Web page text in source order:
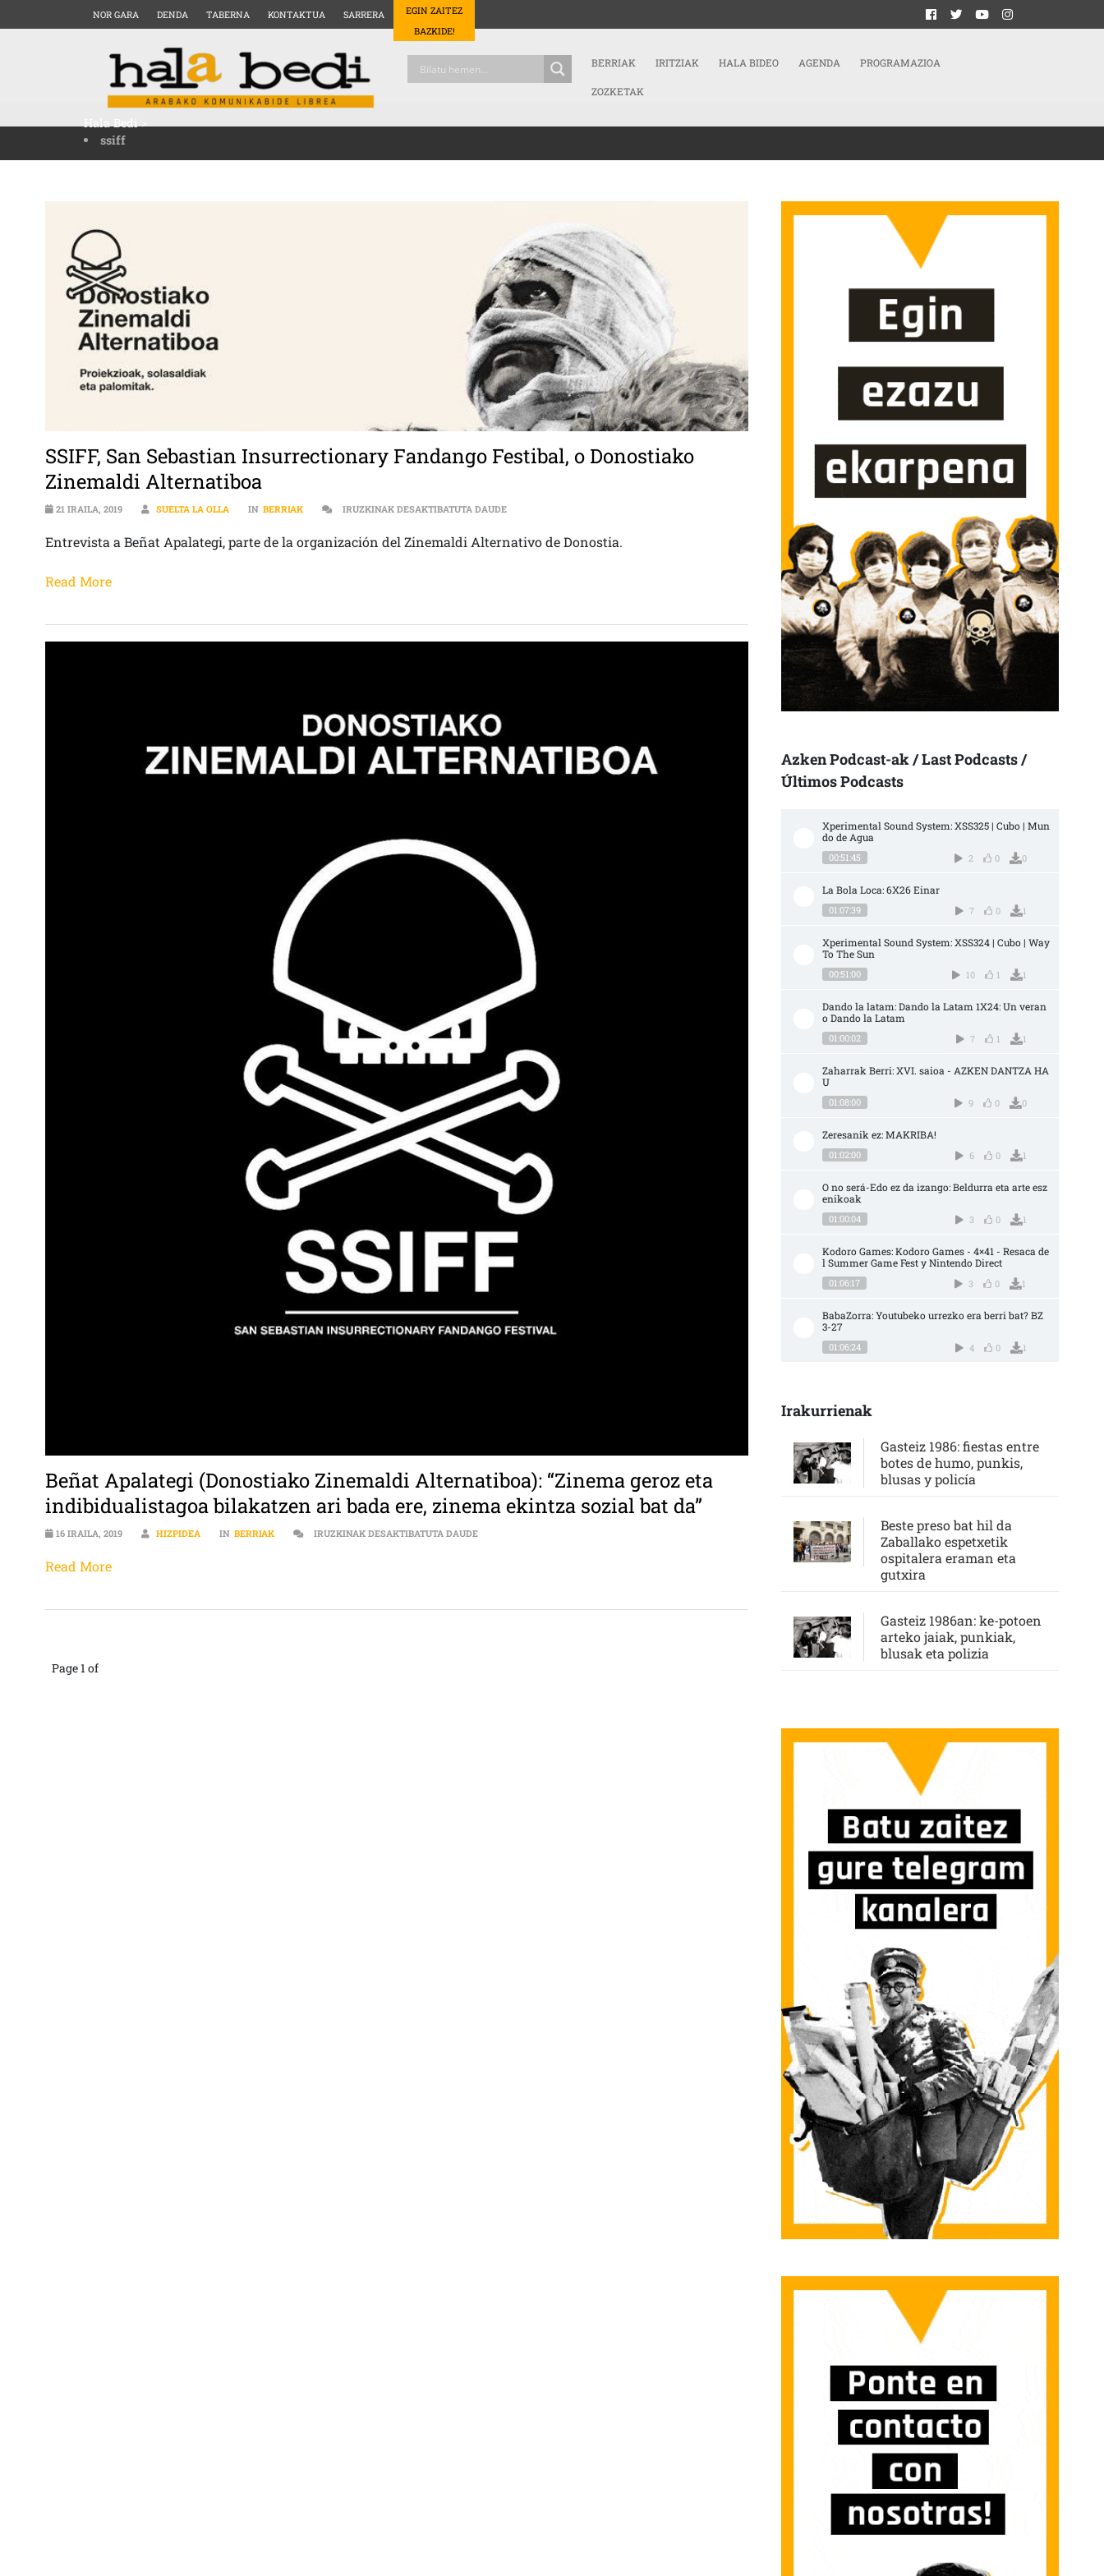
NOR GARA DENDA TABERNA KONTAKTUA SARRERA
EGIN ZAITEZ
BAZKIDE!
BERRIAK IRITZIAK HALA BIDEO AGENDA PROGRAMAZIOA
ZOZKETAK
Hala Bedi>
ssiff
SSIFF, San Sebastian Insurrectionary Fandango Festibal, o Donostiako
Zinemaldi Alternatiboa
21 IRAILA, 2019 SUELTA LA OLLA IN BERRIAK IRUZKINAK DESAKTIBATUTA DAUDESSIFF, SAN SEBASTIAN INSURRECTIONARY FANDANGO FESTIBAL, O DONOSTIAKO ZINEMALDI ALTERNATIBOA SARRERAN
Entrevista a Beñat Apalategi, parte de la organización del Zinemaldi Alternativo de Donostia.
Read More
Beñat Apalategi (Donostiako Zinemaldi Alternatiboa): “Zinema geroz eta
indibidualistagoa bilakatzen ari bada ere, zinema ekintza sozial bat da”
16 IRAILA, 2019 HIZPIDEA IN BERRIAK IRUZKINAK DESAKTIBATUTA DAUDEBEÑAT APALATEGI (DONOSTIAKO ZINEMALDI ALTERNATIBOA): “ZINEMA GEROZ ETA INDIBIDUALISTAGOA BILAKATZEN ARI BADA ERE,
Read More
Page 1 of
Azken Podcast-ak / Last Podcasts /
Últimos Podcasts
Xperimental Sound System: XSS325 | Cubo | Mun
do de Agua
00:51:45 2 0 0
La Bola Loca: 6X26 Einar
01:07:39 7 0 1
Xperimental Sound System: XSS324 | Cubo | Way
To The Sun
00:51:00 10 1 1
Dando la latam: Dando la Latam 1X24: Un veran
o Dando la Latam
01:00:02 7 1 1
Zaharrak Berri: XVI. saioa - AZKEN DANTZA HA
U
01:08:00 9 0 0
Zeresanik ez: MAKRIBA!
01:02:00 6 0 1
O no será-Edo ez da izango: Beldurra eta arte esz
enikoak
01:00:04 3 0 1
Kodoro Games: Kodoro Games - 4×41 - Resaca de
l Summer Game Fest y Nintendo Direct
01:06:17 3 0 1
BabaZorra: Youtubeko urrezko era berri bat? BZ
3-27
01:06:24 4 0 1
Irakurrienak
Gasteiz 1986: fiestas entre
botes de humo, punkis,
blusas y policía
Beste preso bat hil da
Zaballako espetxetik
ospitalera eraman eta
gutxira
Gasteiz 1986an: ke-potoen
arteko jaiak, punkiak,
blusak eta polizia